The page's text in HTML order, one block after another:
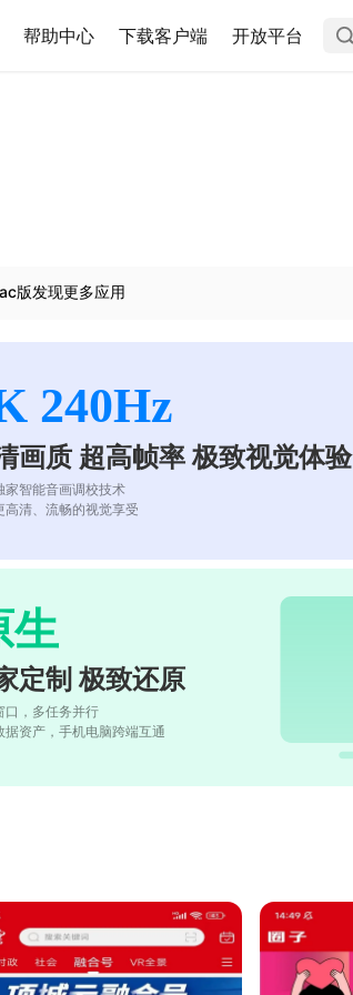
帮助中心 下载客户端 开放平台
版发现更多应用
240Hz
画质 超高帧率 极致视觉体验
家智能音画调校技术
高清、流畅的视觉享受
生
定制 极致还原
口，多任务并行
据资产，手机电脑跨端互通